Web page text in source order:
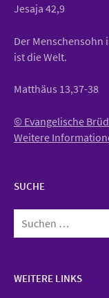
Jesaja 42,9
Der Menschensohn
ist die Welt.
Matthäus 13,37-38
© Evangelische
Weitere
SUCHE
Suchen
nach:
WEITERE LINKS